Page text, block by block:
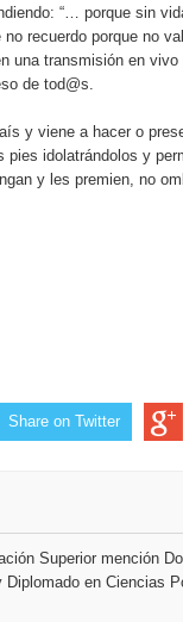
inaugura
destina RD$5,000
celebra 25 años de
y El
y sus filiales
certificación
“… porque sin
recuerdo porque no
una transmisión en
de tod@s.
y viene a hacer o
idolatrándolos y
y les premien, no
Share on Twitter
Superior mención
Diplomado en Ciencias